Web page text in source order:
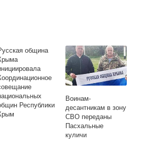
община
Республики
Воинам-
десантникам в зону
СВО переданы
Пасхальные
куличи